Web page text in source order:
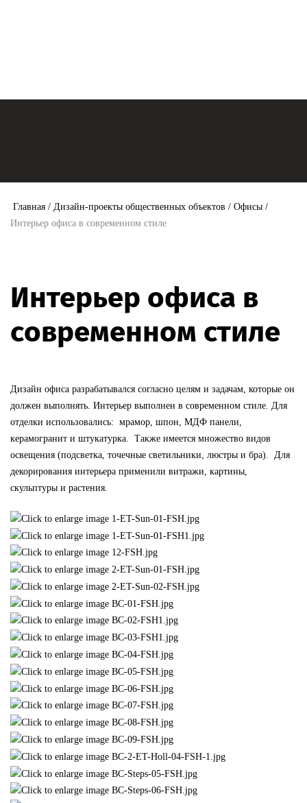
Главная / Дизайн-проекты общественных объектов / Офисы /
Интерьер офиса в современном стиле
Интерьер офиса в
современном стиле
Дизайн офиса разрабатывался согласно целям и задачам, которые он
должен выполнять. Интерьер выполнен в современном стиле. Для
отделки использовались: мрамор, шпон, МДФ панели,
керамогранит и штукатурка. Также имеется множество видов
освещения (подсветка, точечные светильники, люстры и бра). Для
декорирования интерьера применили витражи, картины,
скульптуры и растения.